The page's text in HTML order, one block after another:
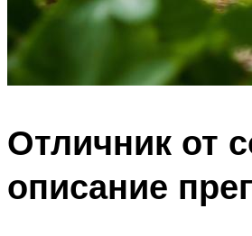
Отличник от
описание